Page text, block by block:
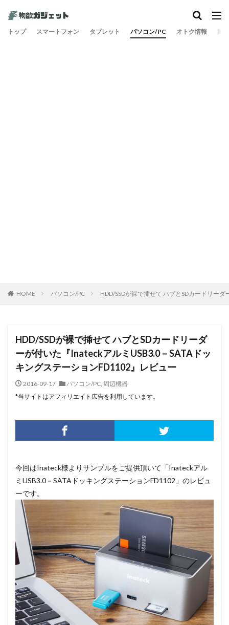
トップ スマートフォン タブレット パソコン/PC オトク情報 旅
HOME パソコン/PC HDD/SSDが裸で挿せて ハブとSDカードリー
HDD/SSDが裸で挿せて ハブとSDカードリーダ
ーが付いた『InateckアルミUSB3.0－SATAドッ
キングステーションFD1102』レビュー
2016-09-17 パソコン/PC, 周辺機器
*当サイトはアフィリエイト広告を利用しています。
今回はInateck様よりサンプルをご提供頂いて「Inateckアル
ミUSB3.0－SATAドッキングステーションFD1102」のレビュ
ーです。